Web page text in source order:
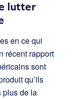
lutter
en ce qui
récent rapport
sont
qu’ils
plus de la